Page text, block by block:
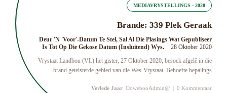
MEDIAVRYSTELLINGS - 2020
Brande: 339 Plek Geraak
Deur 'n 'Voor'-Datum Te Stel, Sal Al Die Plasings Wat Gepubliseer
Is Tot Op Die Gekose Datum (insluitend) Wys.
28 Oktober 2020
Vrystaat Landbou (VL) het gister, 27 Oktober 2020, besoek afgelê in die
brand geteisterde gebied van die Wes-Vrystaat. Behoefte bepalings
Verlede Jaar OowebooAdmin@ | 0 Kommentaar